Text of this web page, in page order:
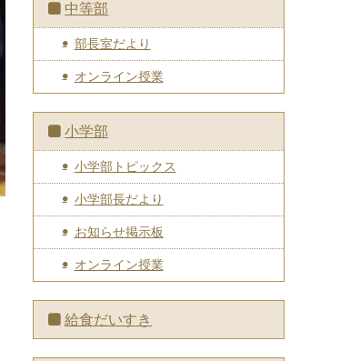
中等部
部長室だより
オンライン授業
小学部
小学部トピックス
小学部長だより
お知らせ掲示板
オンライン授業
給食だいすき